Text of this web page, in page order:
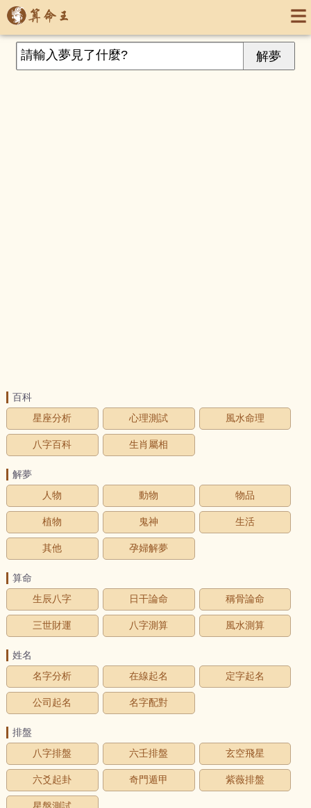
百科
星座分析
心理測試 風水命理
八字百科 生肖屬相
解夢
人物
動物 物品
植物 鬼神 生活
其他 孕婦解夢
算命
生辰八字
日干論命 稱骨論命
三世財運 八字測算 風水測算
姓名
名字分析
在線起名 定字起名
公司起名 名字配對
排盤
八字排盤
六壬排盤 玄空飛星
六爻起卦 奇門遁甲 紫薇排盤